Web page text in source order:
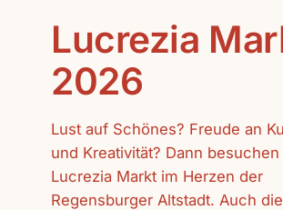
Lucrezia
2026
Lust auf Schönes? Freude an
und Kreativität? Dann
Lucrezia Markt im Herzen der
Regensburger Altstadt. Auch